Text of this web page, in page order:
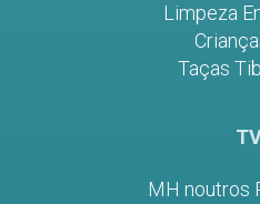
Limpeza
Taças
MH noutros